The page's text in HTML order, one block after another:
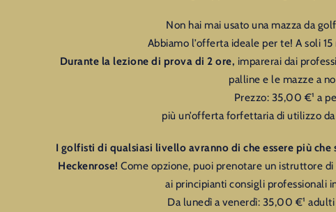
Non hai mai usato una mazza da
Abbiamo l’offerta ideale per te! A soli
Durante la lezione di prova di 2 ore, imparerai dai
palline e le mazze a
Prezzo: 35,00 €¹ a
più un’offerta forfettaria di utilizzo
I golfisti di qualsiasi livello avranno di che essere più
Heckenrose!Come opzione, puoi prenotare un istruttore
ai principianti consigli professionali
Da lunedì a venerdì: 35,00 €¹